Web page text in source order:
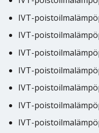
IVT-
IVT-
IVT-
IVT-
IVT-
IVT-
IVT-